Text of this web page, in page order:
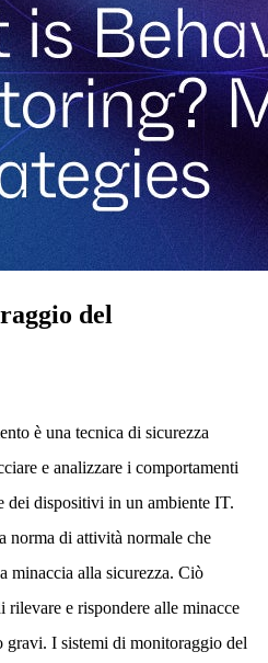
del
è una tecnica di sicurezza
e analizzare i comportamenti
dei dispositivi in un ambiente IT.
norma di attività normale che
minaccia alla sicurezza. Ciò
rilevare e rispondere alle minacce
gravi. I sistemi di monitoraggio del